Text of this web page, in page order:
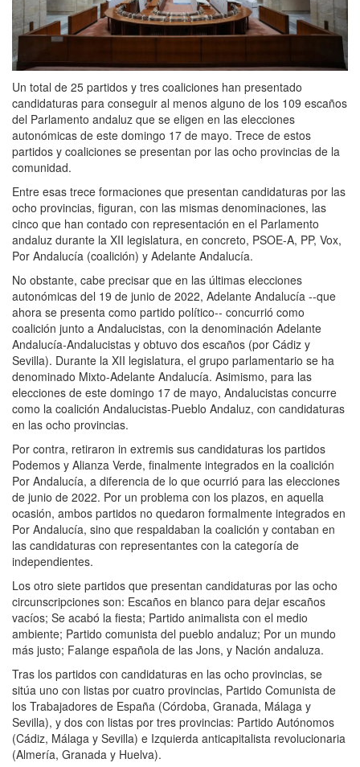
Un total de 25 partidos y tres coaliciones han presentado
candidaturas para conseguir al menos alguno de los 109 escaños
del Parlamento andaluz que se eligen en las elecciones
autonómicas de este domingo 17 de mayo. Trece de estos
partidos y coaliciones se presentan por las ocho provincias de la
comunidad.
Entre esas trece formaciones que presentan candidaturas por las
ocho provincias, figuran, con las mismas denominaciones, las
cinco que han contado con representación en el Parlamento
andaluz durante la XII legislatura, en concreto, PSOE-A, PP, Vox,
Por Andalucía (coalición) y Adelante Andalucía.
No obstante, cabe precisar que en las últimas elecciones
autonómicas del 19 de junio de 2022, Adelante Andalucía --que
ahora se presenta como partido político-- concurrió como
coalición junto a Andalucistas, con la denominación Adelante
Andalucía-Andalucistas y obtuvo dos escaños (por Cádiz y
Sevilla). Durante la XII legislatura, el grupo parlamentario se ha
denominado Mixto-Adelante Andalucía. Asimismo, para las
elecciones de este domingo 17 de mayo, Andalucistas concurre
como la coalición Andalucistas-Pueblo Andaluz, con candidaturas
en las ocho provincias.
Por contra, retiraron in extremis sus candidaturas los partidos
Podemos y Alianza Verde, finalmente integrados en la coalición
Por Andalucía, a diferencia de lo que ocurrió para las elecciones
de junio de 2022. Por un problema con los plazos, en aquella
ocasión, ambos partidos no quedaron formalmente integrados en
Por Andalucía, sino que respaldaban la coalición y contaban en
las candidaturas con representantes con la categoría de
independientes.
Los otro siete partidos que presentan candidaturas por las ocho
circunscripciones son: Escaños en blanco para dejar escaños
vacíos; Se acabó la fiesta; Partido animalista con el medio
ambiente; Partido comunista del pueblo andaluz; Por un mundo
más justo; Falange española de las Jons, y Nación andaluza.
Tras los partidos con candidaturas en las ocho provincias, se
sitúa uno con listas por cuatro provincias, Partido Comunista de
los Trabajadores de España (Córdoba, Granada, Málaga y
Sevilla), y dos con listas por tres provincias: Partido Autónomos
(Cádiz, Málaga y Sevilla) e Izquierda anticapitalista revolucionaria
(Almería, Granada y Huelva).